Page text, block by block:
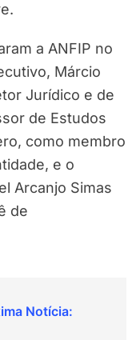
a ANFIP no
Márcio
Jurídico e de
de Estudos
como membro
e o
Arcanjo Simas
de